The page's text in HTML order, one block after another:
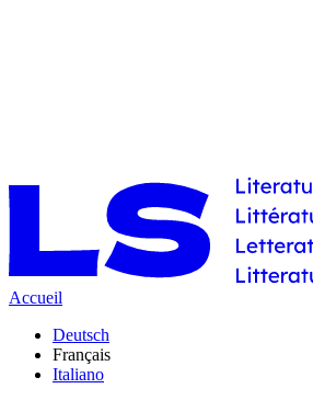
Accueil
Deutsch
Français
Italiano